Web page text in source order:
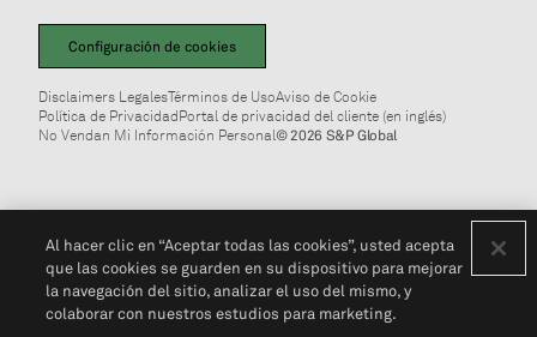
Configuración de cookies
Disclaimers LegalesTérminos de UsoAviso de Cookie
Política de PrivacidadPortal de privacidad del cliente (en inglés)
No Vendan Mi Información Personal© 2026 S&P Global
Al hacer clic en “Aceptar todas las cookies”, usted acepta
que las cookies se guarden en su dispositivo para mejorar
la navegación del sitio, analizar el uso del mismo, y
colaborar con nuestros estudios para marketing.